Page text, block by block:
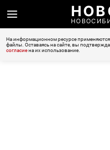
На информационном ресурсе
файлы. Оставаясь на сайте, вы
согласиена их использование.